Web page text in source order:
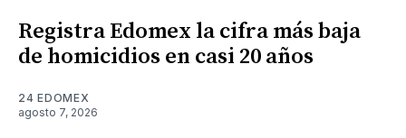
Registra Edomex la cifra más baja
de homicidios en casi 20 años
24 EDOMEX
agosto 7, 2026